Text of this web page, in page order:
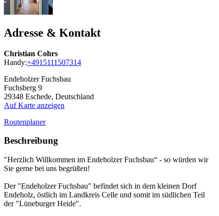
Adresse & Kontakt
Christian Cohrs
Handy:+4915111507314
Endeholzer Fuchsbau
Fuchsberg 9
29348 Eschede, Deutschland
Auf Karte anzeigen
Routenplaner
Beschreibung
"Herzlich Willkommen im Endeholzer Fuchsbau“ - so würden wir
Sie gerne bei uns begrüßen!
Der "Endeholzer Fuchsbau" befindet sich in dem kleinen Dorf
Endeholz, östlich im Landkreis Celle und somit im südlichen Teil
der "Lüneburger Heide".